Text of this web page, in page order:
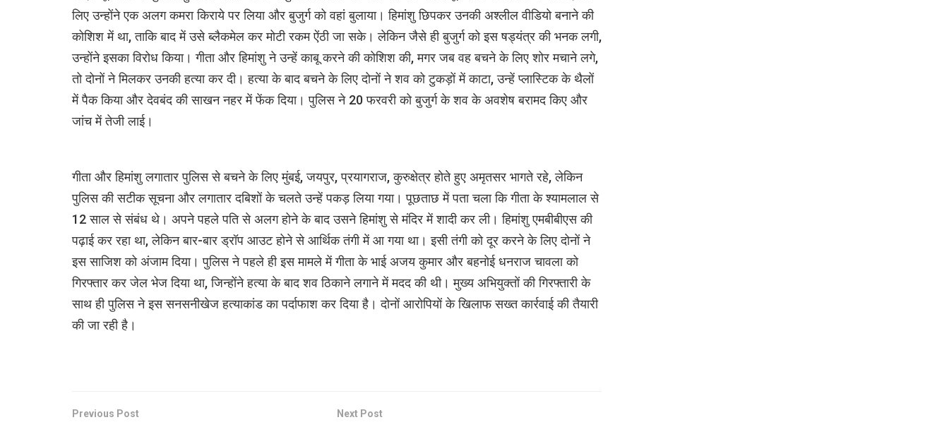
लिए उन्होंने एक अलग कमरा किराये पर लिया और बुजुर्ग को वहां बुलाया। हिमांशु छिपकर उनकी अश्लील वीडियो बनाने की
कोशिश में था, ताकि बाद में उसे ब्लैकमेल कर मोटी रकम ऐंठी जा सके। लेकिन जैसे ही बुजुर्ग को इस षड्यंत्र की भनक लगी,
उन्होंने इसका विरोध किया। गीता और हिमांशु ने उन्हें काबू करने की कोशिश की, मगर जब वह बचने के लिए शोर मचाने लगे,
तो दोनों ने मिलकर उनकी हत्या कर दी। हत्या के बाद बचने के लिए दोनों ने शव को टुकड़ों में काटा, उन्हें प्लास्टिक के थैलों
में पैक किया और देवबंद की साखन नहर में फेंक दिया। पुलिस ने 20 फरवरी को बुजुर्ग के शव के अवशेष बरामद किए और
जांच में तेजी लाई।
गीता और हिमांशु लगातार पुलिस से बचने के लिए मुंबई, जयपुर, प्रयागराज, कुरुक्षेत्र होते हुए अमृतसर भागते रहे, लेकिन
पुलिस की सटीक सूचना और लगातार दबिशों के चलते उन्हें पकड़ लिया गया। पूछताछ में पता चला कि गीता के श्यामलाल से
12 साल से संबंध थे। अपने पहले पति से अलग होने के बाद उसने हिमांशु से मंदिर में शादी कर ली। हिमांशु एमबीबीएस की
पढ़ाई कर रहा था, लेकिन बार-बार ड्रॉप आउट होने से आर्थिक तंगी में आ गया था। इसी तंगी को दूर करने के लिए दोनों ने
इस साजिश को अंजाम दिया। पुलिस ने पहले ही इस मामले में गीता के भाई अजय कुमार और बहनोई धनराज चावला को
गिरफ्तार कर जेल भेज दिया था, जिन्होंने हत्या के बाद शव ठिकाने लगाने में मदद की थी। मुख्य अभियुक्तों की गिरफ्तारी के
साथ ही पुलिस ने इस सनसनीखेज हत्याकांड का पर्दाफाश कर दिया है। दोनों आरोपियों के खिलाफ सख्त कार्रवाई की तैयारी
की जा रही है।
Previous Post Next Post